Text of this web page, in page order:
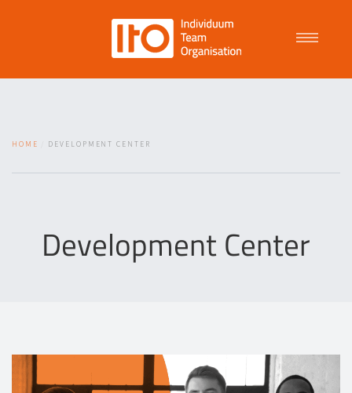
Events
HOME DEVELOPMENT CENTER
Development Center